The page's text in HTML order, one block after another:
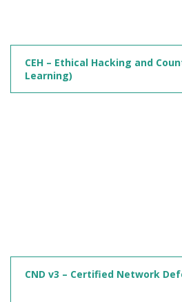
CEH – Ethical Hacking and
Learning)
CND v3 – Certified Network